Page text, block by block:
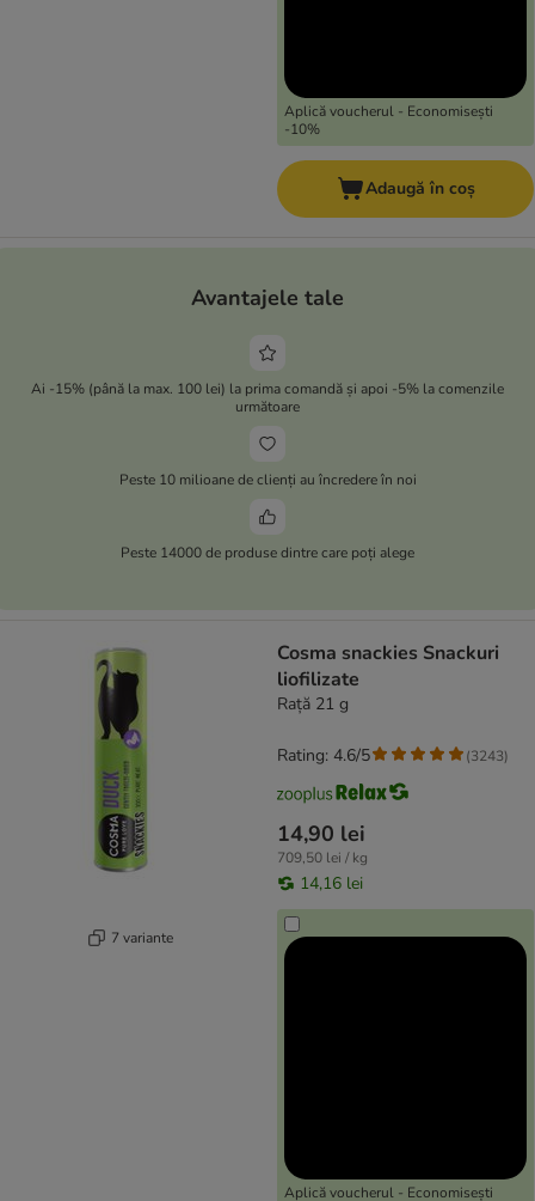
Aplică voucherul - Economisești
-10%
Adaugă în coș
Avantajele tale
Ai -15% (până la max. 100 lei) la prima comandă și apoi -5% la comenzile
următoare
Peste 10 milioane de clienți au încredere în noi
Peste 14000 de produse dintre care poți alege
7 variante
Cosma snackies Snackuri
liofilizate
Rață 21 g
14,90 lei
709,50 lei / kg
14,16 lei
Aplică voucherul - Economisești
Rating: 4.6/5 (3243)